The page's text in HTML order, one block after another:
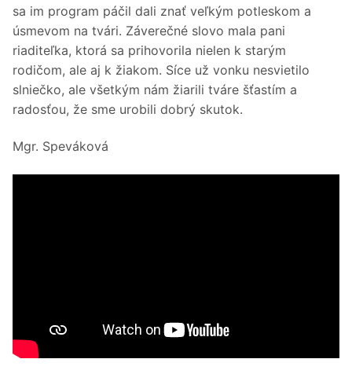
sa im program páčil dali znať veľkým potleskom a
úsmevom na tvári. Záverečné slovo mala pani
riaditeľka, ktorá sa prihovorila nielen k starým
rodičom, ale aj k žiakom. Síce už vonku nesvietilo
slniečko, ale všetkým nám žiarili tváre šťastím a
radosťou, že sme urobili dobrý skutok.
Mgr. Speváková